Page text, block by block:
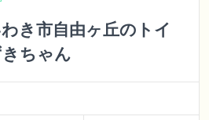
き市自由ヶ丘のトイ
ちゃん